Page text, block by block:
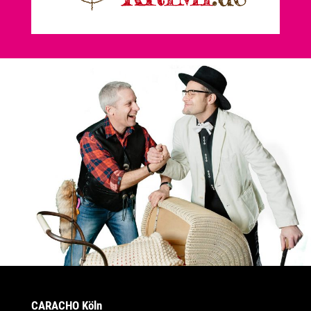
CARACHO Köln